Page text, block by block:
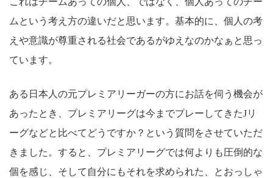
ムという考え方の違いだと思います。基本的に、個人の考
えや意識が尊重される社会であるがゆえなのかなぁと思っ
ています。
ある日本人の元プレミアリーガーの方にお話を伺う機会が
あったとき、プレミアリーグは今までプレーしてきたJリ
ーグなどと比べてどうですか？という質問をさせていただ
きました。すると、プレミアリーグでは何よりも圧倒的な
個を感じ、そして自分にもそれを求められた、とおっしゃ